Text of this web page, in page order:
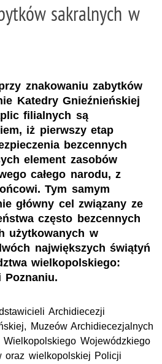
sakralnych w
znakowaniu zabytków
Katedry Gnieźnieńskiej
filialnych są
iż pierwszy etap
bezcennych
element zasobów
całego narodu, z
Tym samym
główny cel związany ze
często bezcennych
użytkowanych w
największych świątyń
wielkopolskiego:
Poznaniu.
Archidiecezji
Muzeów Archidiecezjalnych
Wojewódzkiego
oraz wielkopolskiej Policji